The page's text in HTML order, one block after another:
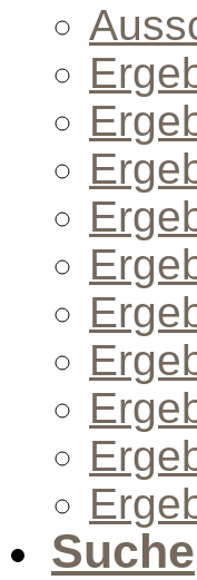
Suche